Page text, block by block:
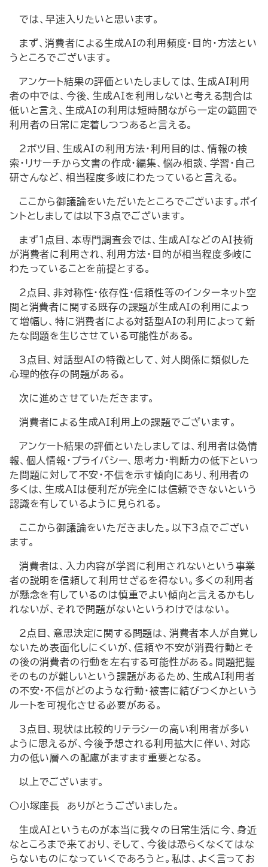
では、早速入りたいと思います。
まず、消費者による生成AIの利用頻度・目的・方法とい
うところでございます。
アンケート結果の評価といたしましては、生成AI利用
者の中では、今後、生成AIを利用しないと考える割合は
低いと言え、生成AIの利用は短時間ながら一定の範囲で
利用者の日常に定着しつつあると言える。
2ポツ目、生成AIの利用方法・利用目的は、情報の検
索・リサーチから文書の作成・編集、悩み相談、学習・自己
研さんなど、相当程度多岐にわたっていると言える。
ここから御議論をいただいたところでございます。ポイ
ントとしましては以下3点でございます。
まず1点目、本専門調査会では、生成AIなどのAI技術
が消費者に利用され、利用方法・目的が相当程度多岐に
わたっていることを前提とする。
2点目、非対称性・依存性・信頼性等のインターネット空
間と消費者に関する既存の課題が生成AIの利用によっ
て増幅し、特に消費者による対話型AIの利用によって新
たな問題を生じさせている可能性がある。
3点目、対話型AIの特徴として、対人関係に類似した
心理的依存の問題がある。
次に進めさせていただきます。
消費者による生成AI利用上の課題でございます。
アンケート結果の評価といたしましては、利用者は偽情
報、個人情報・プライバシー、思考力・判断力の低下といっ
た問題に対して不安・不信を示す傾向にあり、利用者の
多くは、生成AIは便利だが完全には信頼できないという
認識を有しているように見られる。
ここから御議論をいただきました。以下3点でござい
ます。
消費者は、入力内容が学習に利用されないという事業
者の説明を信頼して利用せざるを得ない。多くの利用者
が懸念を有しているのは慎重でよい傾向と言えるかもし
れないが、それで問題がないというわけではない。
2点目、意思決定に関する問題は、消費者本人が自覚し
ないため表面化しにくいが、信頼や不安が消費行動とそ
の後の消費者の行動を左右する可能性がある。問題把握
そのものが難しいという課題があるため、生成AI利用者
の不安・不信がどのような行動・被害に結びつくかという
ルートを可視化させる必要がある。
3点目、現状は比較的リテラシーの高い利用者が多い
ように思えるが、今後予想される利用拡大に伴い、対応
力の低い層への配慮がますます重要となる。
以上でございます。
○小塚座長 ありがとうございました。
生成AIというものが本当に我々の日常生活に今、身近
なところまで来ており、そして、今後は恐らくなくてはな
らないものになっていくであろうと。私は、よく言ってお